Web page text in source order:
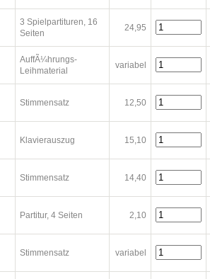
3 Spielpartituren, 16
Seiten
24,95
AuffÃ¼hrungs-
Leihmaterial
variabel
Stimmensatz 12,50
Klavierauszug 15,10
Stimmensatz 14,40
Partitur, 4 Seiten 2,10
Stimmensatz variabel